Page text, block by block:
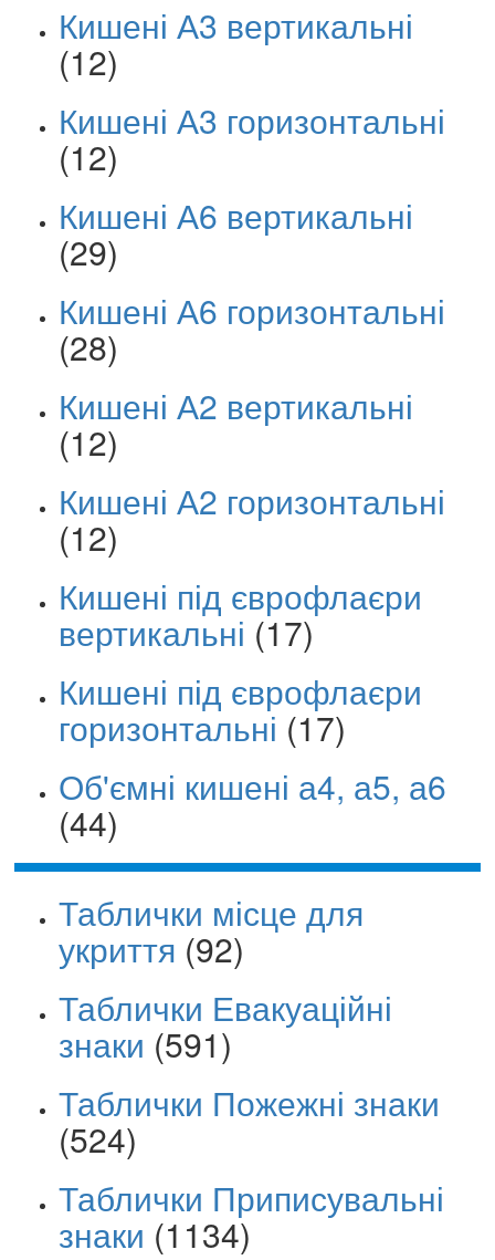
Кишені А3 вертикальні
(12)
Кишені А3 горизонтальні
(12)
Кишені А6 вертикальні
(29)
Кишені А6 горизонтальні
(28)
Кишені А2 вертикальні
(12)
Кишені А2 горизонтальні
(12)
Кишені під єврофлаєри
вертикальні (17)
Кишені під єврофлаєри
горизонтальні (17)
Об'ємні кишені а4, а5, а6
(44)
Таблички місце для
укриття (92)
Таблички Евакуаційні
знаки (591)
Таблички Пожежні знаки
(524)
Таблички Приписувальні
знаки (1134)